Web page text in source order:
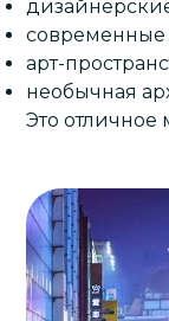
современные
арт-
необычная
Это отличное